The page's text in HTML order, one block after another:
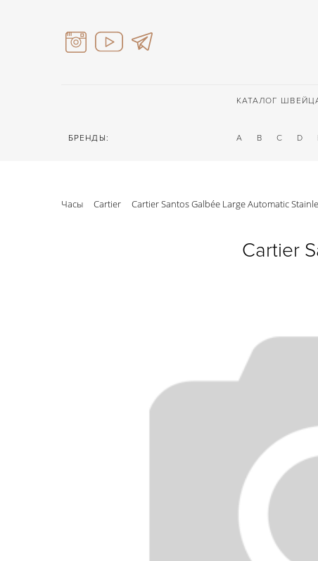
КАТАЛОГ
БРЕНДЫ: A B C D
Часы Cartier Cartier Santos Galbée Large Automatic
Cartier